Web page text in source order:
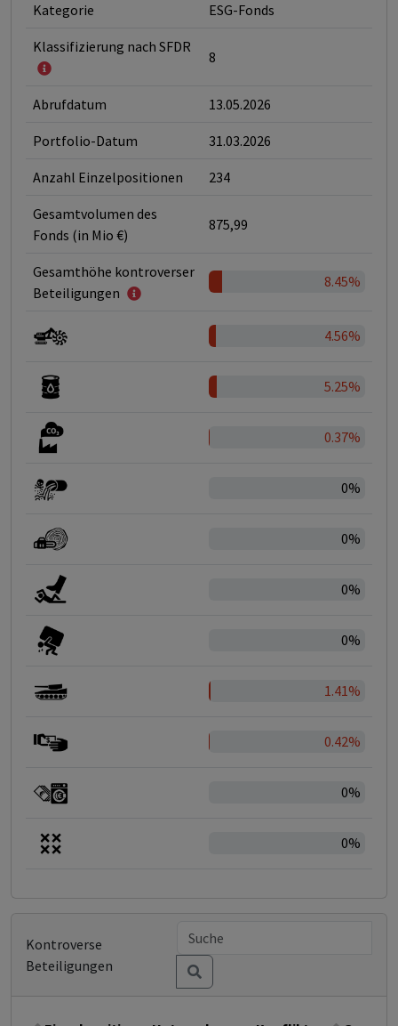
Kategorie ESG-Fonds
Klassifizierung nach SFDR
8
Abrufdatum 13.05.2026
Portfolio-Datum 31.03.2026
Anzahl Einzelpositionen 234
Gesamtvolumen des
Fonds (in Mio €)
875,99
Gesamthöhe kontroverser
Beteiligungen
8.45%
4.56%
5.25%
0.37%
0%
0%
0%
0%
1.41%
0.42%
0%
0%
Kontroverse
Beteiligungen